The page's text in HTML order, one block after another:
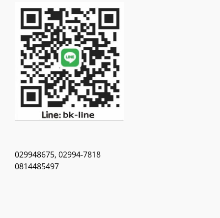
029948675, 02994-7818
0814485497